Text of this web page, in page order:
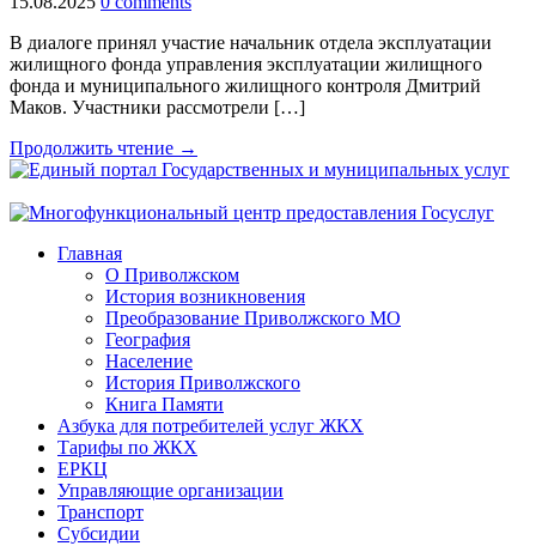
В диалоге принял участие начальник отдела эксплуатации
жилищного фонда управления эксплуатации жилищного
фонда и муниципального жилищного контроля Дмитрий
Маков. Участники рассмотрели […]
Продолжить чтение →
Главная
О Приволжском
История возникновения
Преобразование Приволжского МО
География
Население
История Приволжского
Книга Памяти
Азбука для потребителей услуг ЖКХ
Тарифы по ЖКХ
ЕРКЦ
Управляющие организации
Транспорт
Субсидии